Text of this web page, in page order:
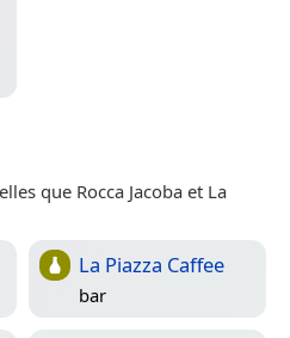
que Rocca Jacoba et La
La Piazza Caffee
bar